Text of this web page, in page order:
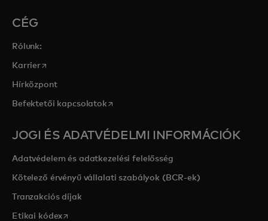
CÉG
Rólunk:
Karrieropens in a new tab
Hírközpont
Befektetői kapcsolatokopens in a new tab
JOGI ÉS ADATVÉDELMI INFORMÁCIÓK
Adatvédelem és adatkezelési felelősség
Kötelező érvényű vállalati szabályok (BCR-ek)
Tranzakciós díjak
Etikai kódexopens in a new tab